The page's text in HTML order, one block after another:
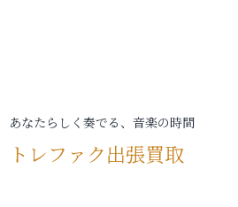
あなたらしく奏でる、音楽の時間
トレファク出張買取